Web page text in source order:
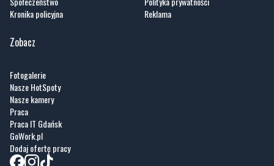
Kronika policyjna
Reklama
Zobacz
Fotogalerie
Nasze HotSpoty
Nasze kamery
Praca
Praca IT Gdańsk
GoWork.pl
Dodaj ofertę pracy